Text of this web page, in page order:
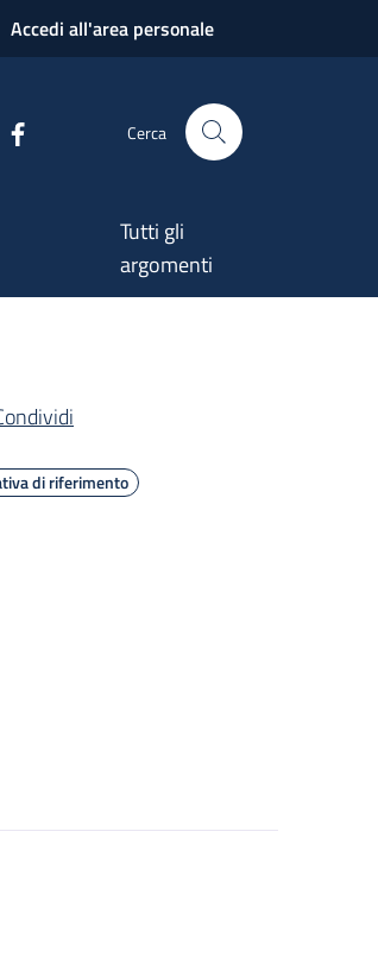
Accedi all'area personale
Cerca
Tutti gli
argomenti
di riferimento